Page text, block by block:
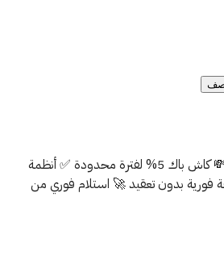
✅ أفضل سعر كاش في مصر 💸 كاش باك 5% لفترة محدودة ✅ أنظمة
فورية بدون تعقيد 🚀 استلام فوري من